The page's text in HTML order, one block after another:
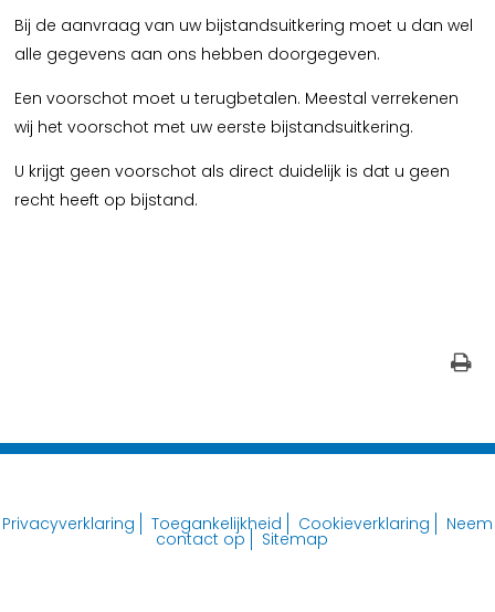
Bij de aanvraag van uw bijstandsuitkering moet u dan wel
alle gegevens aan ons hebben doorgegeven.
Een voorschot moet u terugbetalen. Meestal verrekenen
wij het voorschot met uw eerste bijstandsuitkering.
U krijgt geen voorschot als direct duidelijk is dat u geen
recht heeft op bijstand.
Privacyverklaring Toegankelijkheid Cookieverklaring Neem
contact op Sitemap